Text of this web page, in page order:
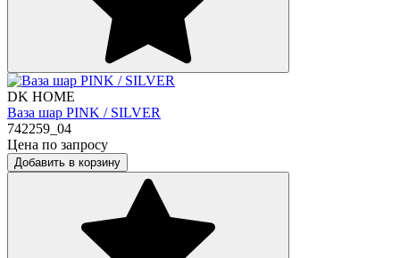
DK HOME
Ваза шар PINK / SILVER
742259_04
Цена по запросу
Добавить в корзину